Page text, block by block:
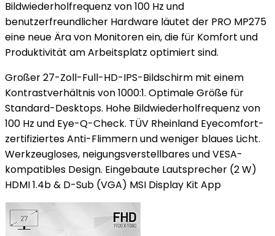
Bildwiederholfrequenz von 100 Hz und
benutzerfreundlicher Hardware läutet der PRO MP275
eine neue Ära von Monitoren ein, die für Komfort und
Produktivität am Arbeitsplatz optimiert sind.
Großer 27-Zoll-Full-HD-IPS-Bildschirm mit einem
Kontrastverhältnis von 1000:1. Optimale Größe für
Standard-Desktops. Hohe Bildwiederholfrequenz von
100 Hz und Eye-Q-Check. TÜV Rheinland Eyecomfort-
zertifiziertes Anti-Flimmern und weniger blaues Licht.
Werkzeugloses, neigungsverstellbares und VESA-
kompatibles Design. Eingebaute Lautsprecher (2 W)
HDMI 1.4b & D-Sub (VGA) MSI Display Kit App